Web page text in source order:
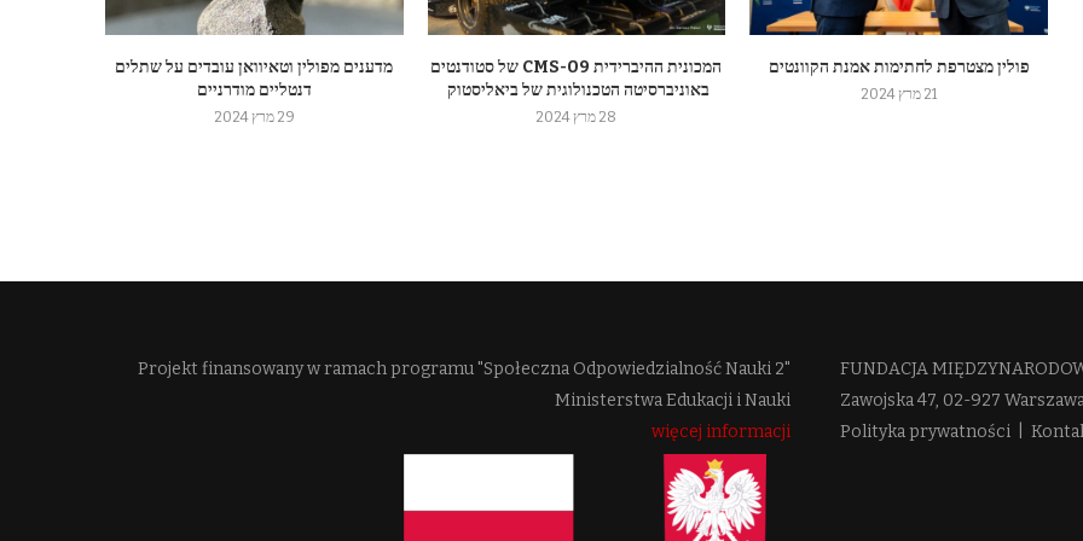
מדענים מפולין וטאיוואן עובדים על שתלים
דנטליים מודרניים
29 מרץ 2024
המכונית ההיברידית CMS-09 של סטודנטים
באוניברסיטה הטכנולוגית של ביאליסטוק
28 מרץ 2024
פולין מצטרפת לחתימות אמנת הקוונטים
21 מרץ 2024
FUNDACJA
Zawojska 47, 02-927
Polityka prywatności |
Projekt finansowany w ramach programu "Społeczna Odpowiedzialność Nauki 2"
Ministerstwa Edukacji i Nauki
więcej informacji